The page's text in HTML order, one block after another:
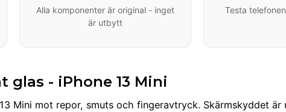
Alla komponenter är original - inget
är utbytt
Testa
- iPhone 13 Mini
Mini mot repor, smuts och fingeravtryck. Skärmskyddet